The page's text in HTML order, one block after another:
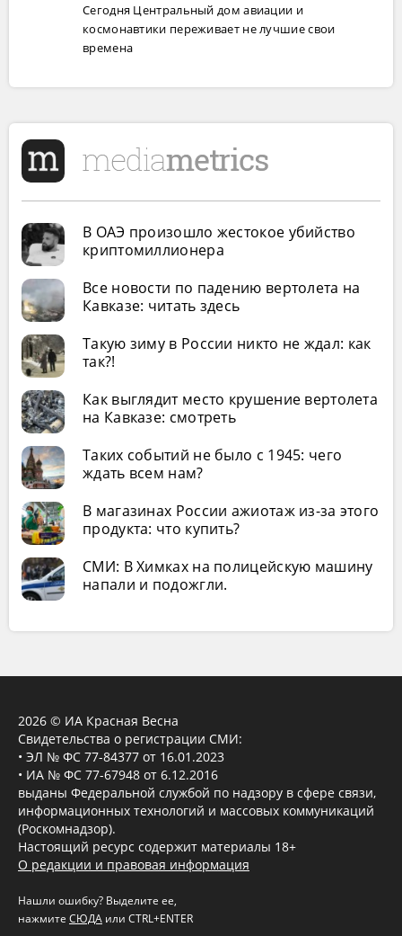
Сегодня Центральный дом авиации и
космонавтики переживает не лучшие свои
времена
В ОАЭ произошло жестокое убийство
криптомиллионера
Все новости по падению вертолета на
Кавказе: читать здесь
Такую зиму в России никто не ждал: как
так?!
Как выглядит место крушение вертолета
на Кавказе: смотреть
Таких событий не было с 1945: чего
ждать всем нам?
В магазинах России ажиотаж из-за этого
продукта: что купить?
СМИ: В Химках на полицейскую машину
напали и подожгли.
2026 © ИА Красная Весна
Свидетельства о регистрации СМИ:
• ЭЛ № ФС 77-84377 от 16.01.2023
• ИА № ФС 77-67948 от 6.12.2016
выданы Федеральной службой по надзору в сфере связи,
информационных технологий и массовых коммуникаций
(Роскомнадзор).
Настоящий ресурс содержит материалы 18+
О редакции и правовая информация
Нашли ошибку? Выделите ее,
нажмите СЮДА или CTRL+ENTER